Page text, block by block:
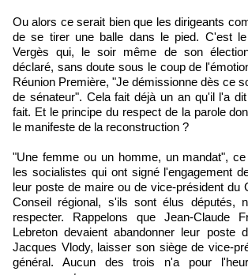
Ou alors ce serait bien que les dirigeants
de se tirer une balle dans le pied. C'est
Vergès qui, le soir même de son
déclaré, sans doute sous le coup de
Réunion Première, "Je démissionne dès ce
de sénateur". Cela fait déjà un an qu'il l'a
fait. Et le principe du respect de la parole
le manifeste de la reconstruction ?
"Une femme ou un homme, un mandat",
les socialistes qui ont signé l'engagement
leur poste de maire ou de vice-président du
Conseil régional, s'ils sont élus députés,
respecter. Rappelons que Jean-Claude
Lebreton devaient abandonner leur poste
Jacques Vlody, laisser son siège de vice-
général. Aucun des trois n'a pour